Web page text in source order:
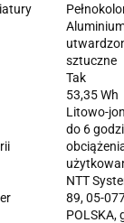
sztuczne
Tak
53,35 Wh
Litowo-
do 6
NTT
89, 05-
POLSKA,